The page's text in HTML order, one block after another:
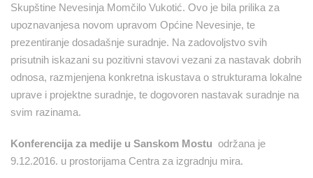
Skupštine Nevesinja Momčilo Vukotić. Ovo je bila prilika za
upoznavanjesa novom upravom Općine Nevesinje, te
prezentiranje dosadašnje suradnje. Na zadovoljstvo svih
prisutnih iskazani su pozitivni stavovi vezani za nastavak dobrih
odnosa, razmjenjena konkretna iskustava o strukturama lokalne
uprave i projektne suradnje, te dogovoren nastavak suradnje na
svim razinama.
Konferencija za medije u Sanskom Mostu održana je
9.12.2016. u prostorijama Centra za izgradnju mira.